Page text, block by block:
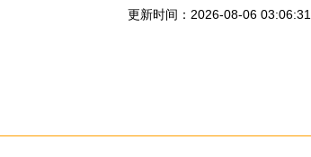
更新时间：2026-08-06 03:06:31